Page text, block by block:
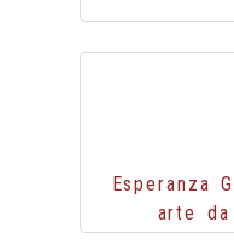
Esperanza
arte da